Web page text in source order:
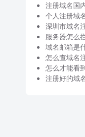
注册域名国
个人注册域
深圳市域名
服务器怎么
域名邮箱是
怎么查域名
怎么才能看
注册好的域